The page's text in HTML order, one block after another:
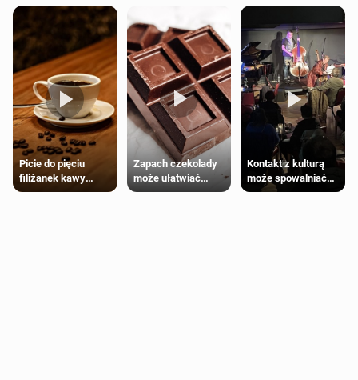
Picie do pięciu
filiżanek kawy
dziennie jest
Zapach czekolady
może ułatwiać
trening siłowy
Kontakt z kulturą
może spowalniać
starzenie